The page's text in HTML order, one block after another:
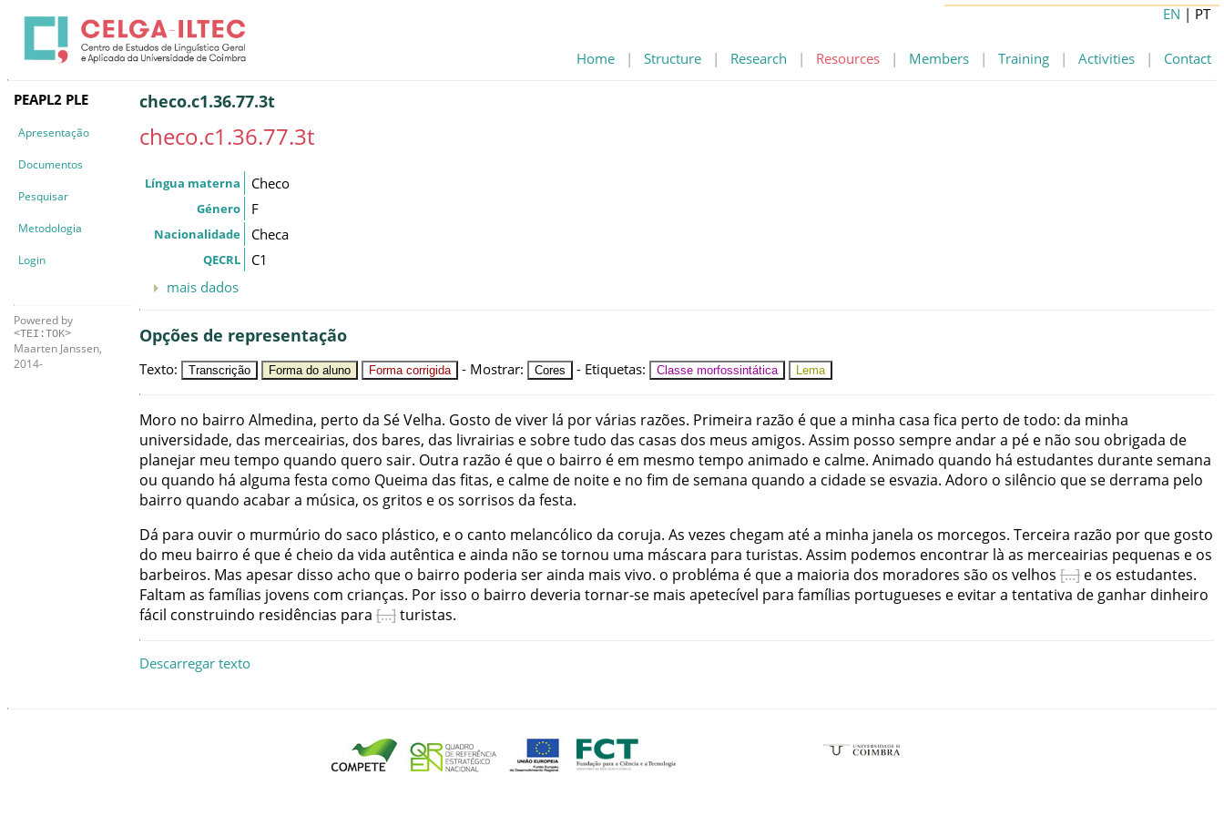
Home | Structure | Research | Resources | Members | Training | Activities | Contact
EN | PT
PEAPL2 PLE
Apresentação
Documentos
Pesquisar
Metodologia
Login
Powered by
<TEI:TOK>
Maarten Janssen,
2014-
checo.c1.36.77.3t
checo.c1.36.77.3t
Língua materna Checo
Género F
Nacionalidade Checa
QECRL
C1
mais dados
Opções de representação
Texto: Transcrição Forma do aluno Forma corrigida - Mostrar: Cores - Etiquetas: Classe morfossintática Lema
Moro no bairro Almedina, perto da SéVelha. Gosto deviver lá porvárias razões. Primeira razão é quea minha casa fica perto detodo: da minha
universidade, das merceairias, dos bares, das livrairias esobretudo das casas dos meus amigos. Assim posso sempreandara pé e não sou obrigada de
planejar meu tempo quando quero sair. Outra razão é que o bairro é em mesmo tempo animado e calme. Animado quando há estudantes durantesemana
ou quando há alguma festa como Queima das fitas, e calme de noite e no fim de semana quando a cidadese esvazia. Adoro o silêncio quese derrama pelo
bairro quando acabara música, os gritos e os sorrisos da festa.
Dá para ouvir o murmúrio do saco plástico, e o canto melancólico da coruja. As vezes chegam atéa minha janela os morcegos. Terceira razão por que gosto
do meu bairro é que é cheio da vida autêntica eainda não setornou uma máscara para turistas. Assim podemos encontrar là as merceairias pequenas e os
barbeiros. Mas apesar disso acho que o bairro poderia serainda mais vivo. o probléma é quea maioria dos moradores são os velhos e os estudantes.
Faltam as famílias jovens com crianças. Por isso o bairro deveria tornar-se mais apetecível para famílias portugueses e evitara tentativa de ganhar dinheiro
fácil construindo residências para turistas.
Descarregar texto